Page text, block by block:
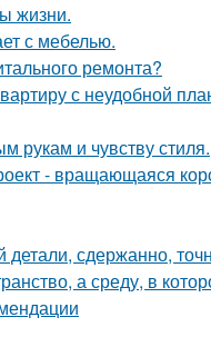
жизни.
с мебелью.
ремонта?
с неудобной
рукам и чувству стиля.
- вращающаяся
сдержанно,
а среду, в